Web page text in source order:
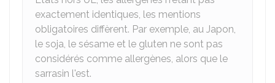
exactement identiques, les mentions
obligatoires diffèrent. Par exemple, au Japon,
le soja, le sésame et le gluten ne sont pas
considérés comme allergènes, alors que le
sarrasin l'est.